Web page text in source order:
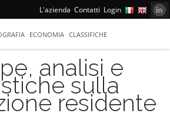
L'azienda Contatti Login
ECONOMIA CLASSIFICHE
analisi e
sulla
residente